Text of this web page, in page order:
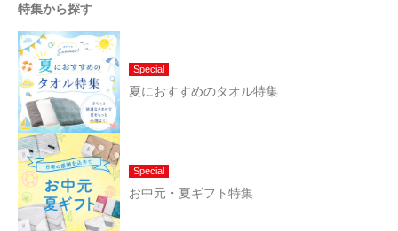
特集から探す
Special
夏におすすめのタオル特集
Special
お中元・夏ギフト特集